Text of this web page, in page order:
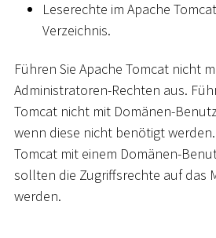
Leserechte im Apache
Verzeichnis.
Führen Sie Apache Tomcat nicht
Administratoren-Rechten aus.
Tomcat nicht mit Domänen-
wenn diese nicht benötigt werden.
Tomcat mit einem Domänen-
sollten die Zugriffsrechte auf das
werden.